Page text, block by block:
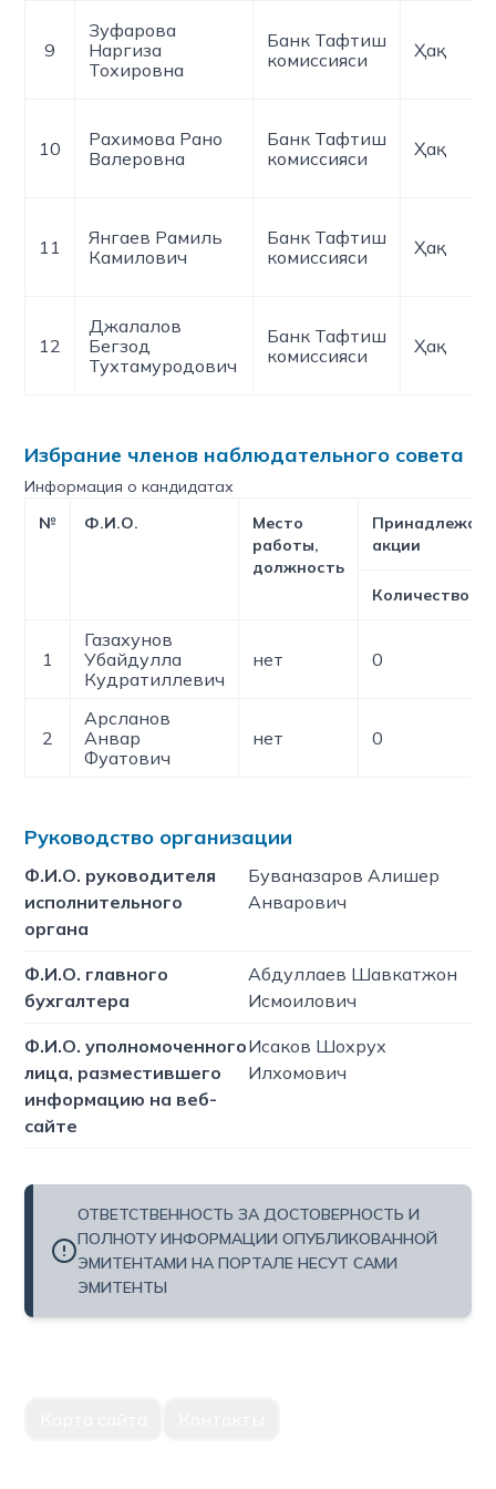
9
Зуфарова
Наргиза
Тохировна
Банк Тафтиш
комиссияси
Ҳақ
10
Рахимова Рано
Валеровна
Банк Тафтиш
комиссияси
Ҳақ
11
Янгаев Рамиль
Камилович
Банк Тафтиш
комиссияси
Ҳақ
12
Джалалов
Бегзод
Тухтамуродович
Банк Тафтиш
комиссияси
Ҳақ
Избрание членов наблюдательного совета
Информация о кандидатах
№
Ф.И.О.
Место
работы,
должность
акции
Количество
1
Газахунов
Убайдулла
Кудратиллевич
нет 0
2
Арсланов
Анвар
Фуатович
нет 0
Руководство организации
Ф.И.О. руководителя
исполнительного
органа
Буваназаров Алишер
Анварович
Ф.И.О. главного
бухгалтера
Абдуллаев Шавкатжон
Исмоилович
Ф.И.О. уполномоченного
лица, разместившего
информацию на веб-
сайте
Исаков Шохрух
Илхомович
ОТВЕТСТВЕННОСТЬ ЗА ДОСТОВЕРНОСТЬ И
ПОЛНОТУ ИНФОРМАЦИИ ОПУБЛИКОВАННОЙ
ЭМИТЕНТАМИ НА ПОРТАЛЕ НЕСУТ САМИ
ЭМИТЕНТЫ